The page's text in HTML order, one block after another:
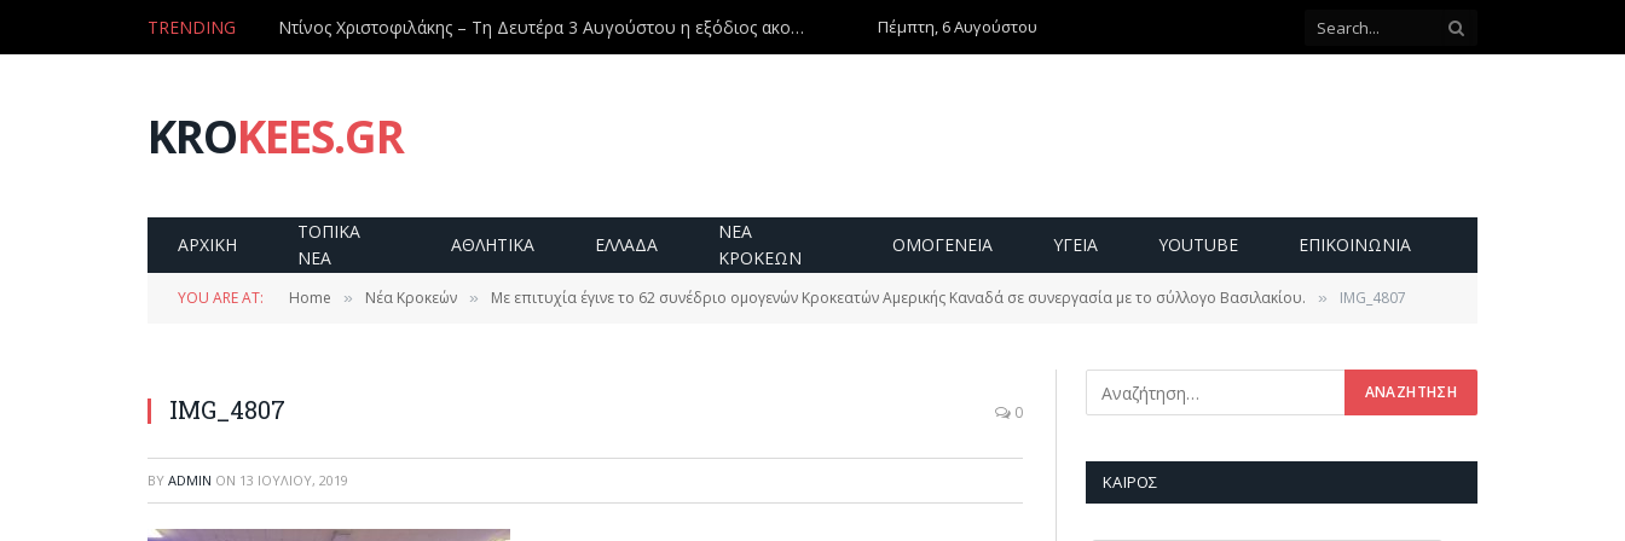
TRENDING Ντίνος Χριστοφιλάκης – Τη Δευτέρα 3 Αυγούστου η εξόδιος ακολουθία Πέμπτη, 6 Αυγούστου
KROKEES.GR
ΑΡΧΙΚΗ
ΤΟΠΙΚΑ
ΝΕΑ
ΑΘΛΗΤΙΚΑ ΕΛΛΑΔΑ
ΝΕΑ
ΚΡΟΚΕΩΝ
ΟΜΟΓΕΝΕΙΑ ΥΓΕΙΑ YOUTUBE ΕΠΙΚΟΙΝΩΝΊΑ
YOU ARE AT: Home » Νέα Κροκεών » Με επιτυχία έγινε το 62 συνέδριο ομογενών Κροκεατών Αμερικής Καναδά σε συνεργασία με το σύλλογο Βασιλακίου. » IMG_4807
IMG_4807 0
BY ADMIN ON 13 ΙΟΥΛΊΟΥ, 2019 ΚΑΙΡΌΣ